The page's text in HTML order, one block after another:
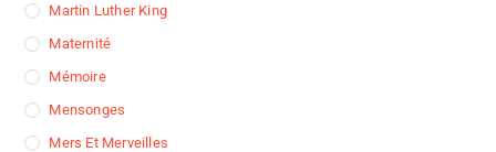
Martin Luther King
Maternité
Mémoire
Mensonges
Mers Et Merveilles